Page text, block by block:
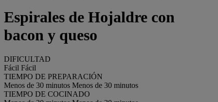
Espirales de Hojaldre con
bacon y queso
DIFICULTAD
Fácil Fácil
TIEMPO DE PREPARACIÓN
Menos de 30 minutos Menos de 30 minutos
TIEMPO DE COCINADO